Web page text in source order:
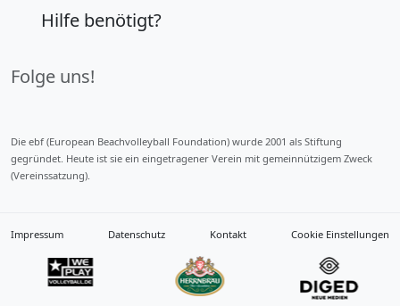
Hilfe benötigt?
Folge uns!
Die ebf (European Beachvolleyball Foundation) wurde 2001 als Stiftung
gegründet. Heute ist sie ein eingetragener Verein mit gemeinnützigem Zweck
(Vereinssatzung).
Impressum Datenschutz Kontakt Cookie Einstellungen